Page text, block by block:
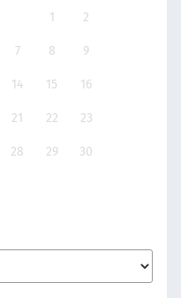
1 2
7 8 9
14 15 16
21 22 23
28 29 30